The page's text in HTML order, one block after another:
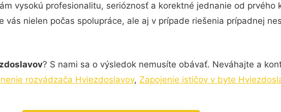
vysokú profesionalitu, serióznosť a korektné jednanie od prvého
nielen počas spolupráce, ale aj v prípade riešenia prípadnej
? S nami sa o výsledok nemusíte obávať. Neváhajte a
rozvádzača Hviezdoslavov, Zapojenie ističov v byte